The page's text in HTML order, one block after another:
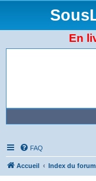
En
FAQ
Accueil Index du forum